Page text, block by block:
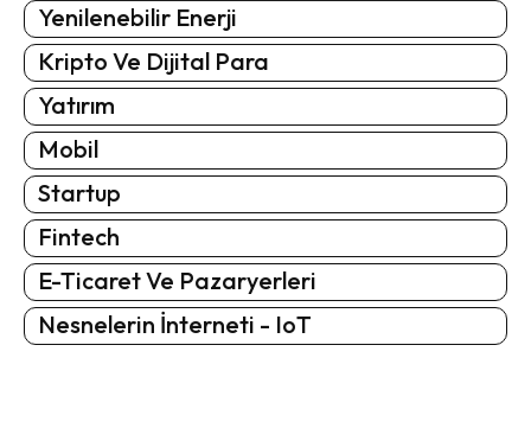
Yenilenebilir Enerji
Kripto Ve Dijital Para
Yatırım
Mobil
Startup
Fintech
E-Ticaret Ve Pazaryerleri
Nesnelerin İnterneti - IoT